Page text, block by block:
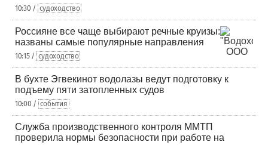
10:30 / судоходство
Россияне все чаще выбирают речные круизы:
названы самые популярные направления
10:15 / судоходство
В бухте Эгвекинот водолазы ведут подготовку к
подъему пяти затопленных судов
10:00 / события
Служба производственного контроля ММТП
проверила нормы безопасности при работе на